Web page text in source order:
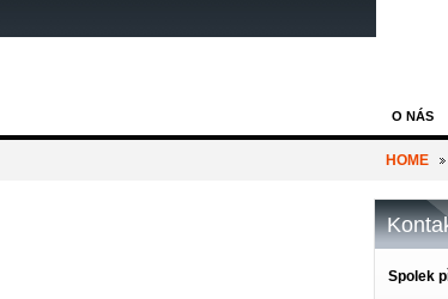
O NÁS
HOME
Spolek